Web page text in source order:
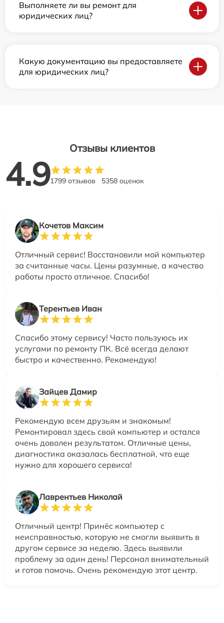
Выполняете ли вы ремонт для
юридических лиц?
Какую документацию вы предоставляете
для юридических лиц?
Отзывы клиентов
4.91799 отзывов 5358 оценок
Кочетов Максим
Отличный сервис! Восстановили мой компьютер
за считанные часы. Цены разумные, а качество
работы просто отличное. Спасибо!
Терентьев Иван
Спасибо этому сервису! Часто пользуюсь их
услугами по ремонту ПК. Всё всегда делают
быстро и качественно. Рекомендую!
Зайцев Дамир
Рекомендую всем друзьям и знакомым!
Ремонтировал здесь свой компьютер и остался
очень доволен результатом. Отличные цены,
диагностика оказалась бесплатной, что еще
нужно для хорошего сервиса!
Лаврентьев Николай
Отличный центр! Принёс компьютер с
неисправностью, которую не смогли выявить в
другом сервисе за неделю. Здесь выявили
проблему за один день! Персонал внимательный
и готов помочь. Очень рекомендую этот центр.